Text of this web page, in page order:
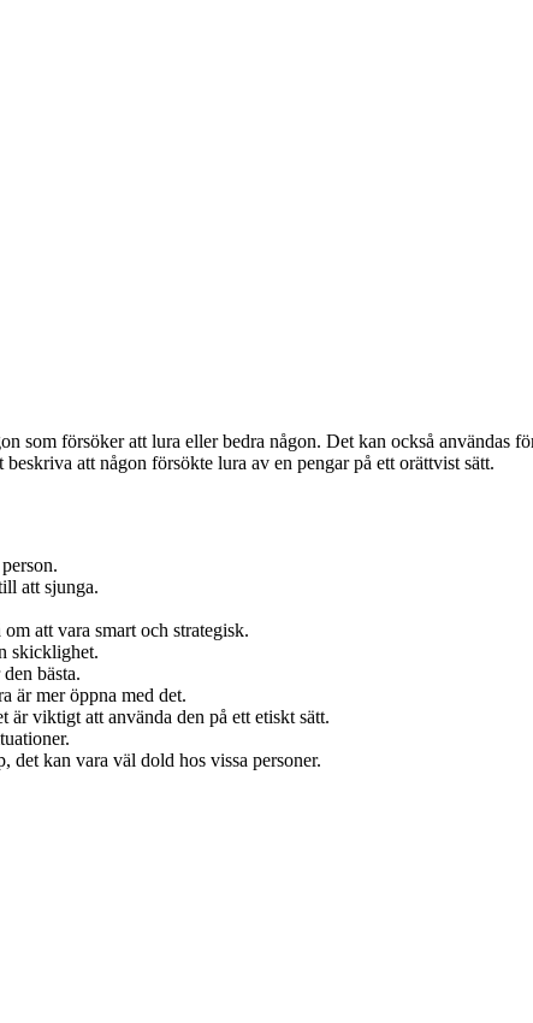
som försöker att lura eller bedra någon. Det kan också användas
att någon försökte lura av en pengar på ett orättvist sätt.
att sjunga.
att vara smart och strategisk.
skicklighet.
bästa.
är mer öppna med det.
är viktigt att använda den på ett etiskt sätt.
det kan vara väl dold hos vissa personer.